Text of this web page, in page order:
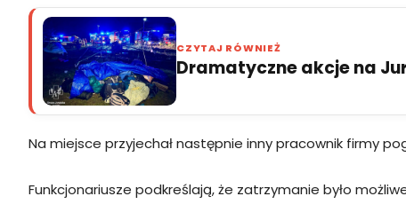
CZYTAJ RÓWNIEŻ
Dramatyczne akcje na
Na miejsce przyjechał następnie inny pracownik firmy
Funkcjonariusze podkreślają, że zatrzymanie było